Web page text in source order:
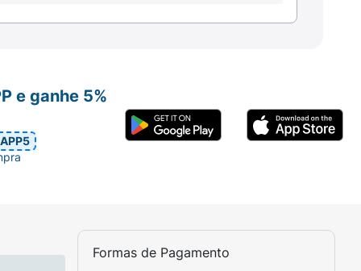
Formas de Pagamento
e ganhe 5%
APP5